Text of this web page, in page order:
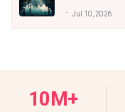
Jul 10, 2026
10M+